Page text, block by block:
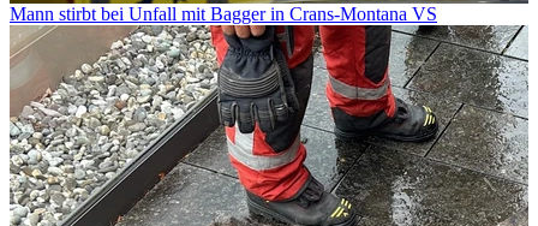
Mann stirbt bei Unfall mit Bagger in Crans-Montana VS